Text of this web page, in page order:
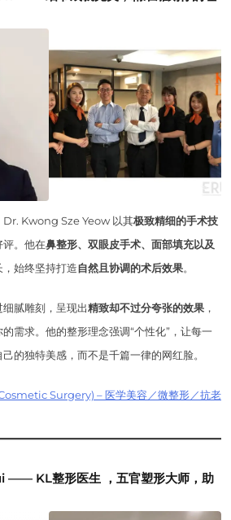
Dr. Kwong Sze Yeow 以其极致精细的手术技
评。他在鼻整形、双眼皮手术、面部填充以及
始终坚持打造自然且协调的术后效果。
腻雕刻，呈现出精致却不过分夸张的效果 ，
需求。他的整形理念强调“个性化”，让每一
的独特美感，而不是千篇一律的网红脸。
Surgery) – 医学美容／微整形／抗老
—— KL整形医生 ， 五官塑形大师，助